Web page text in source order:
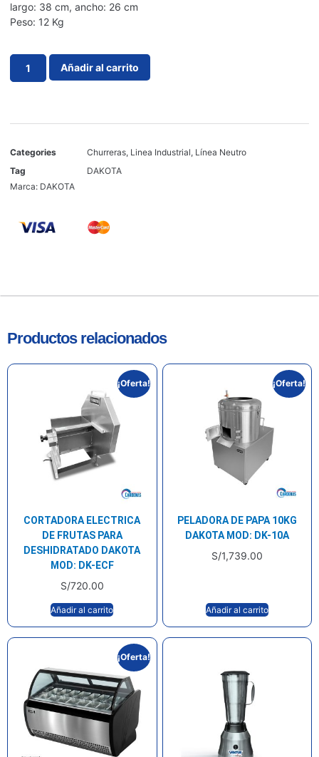
largo: 38 cm, ancho: 26 cm
Peso: 12 Kg
Añadir al carrito
Categories Churreras, Linea Industrial, Línea Neutro
Tag
DAKOTA
Marca: DAKOTA
Productos relacionados
¡Oferta!
CORTADORA ELECTRICA
DE FRUTAS PARA
DESHIDRATADO DAKOTA
MOD: DK-ECF
S/720.00
Añadir al carrito
¡Oferta!
PELADORA DE PAPA 10KG
DAKOTA MOD: DK-10A
S/1,739.00
Añadir al carrito
¡Oferta!